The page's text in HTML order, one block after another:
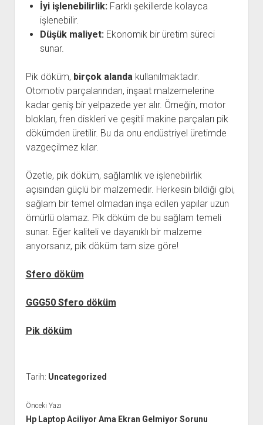
İyi işlenebilirlik:Farklı şekillerde kolayca
işlenebilir.
Düşük maliyet:Ekonomik bir üretim süreci
sunar.
Pik döküm, birçok alandakullanılmaktadır.
Otomotiv parçalarından, inşaat malzemelerine
kadar geniş bir yelpazede yer alır. Örneğin, motor
blokları, fren diskleri ve çeşitli makine parçaları pik
dökümden üretilir. Bu da onu endüstriyel üretimde
vazgeçilmez kılar.
Özetle, pik döküm, sağlamlık ve işlenebilirlik
açısından güçlü bir malzemedir. Herkesin bildiği gibi,
sağlam bir temel olmadan inşa edilen yapılar uzun
ömürlü olamaz. Pik döküm de bu sağlam temeli
sunar. Eğer kaliteli ve dayanıklı bir malzeme
arıyorsanız, pik döküm tam size göre!
Sfero döküm
GGG50 Sfero döküm
Pik döküm
Tarih: Uncategorized
Önceki Yazı
Hp Laptop Aciliyor Ama Ekran Gelmiyor Sorunu